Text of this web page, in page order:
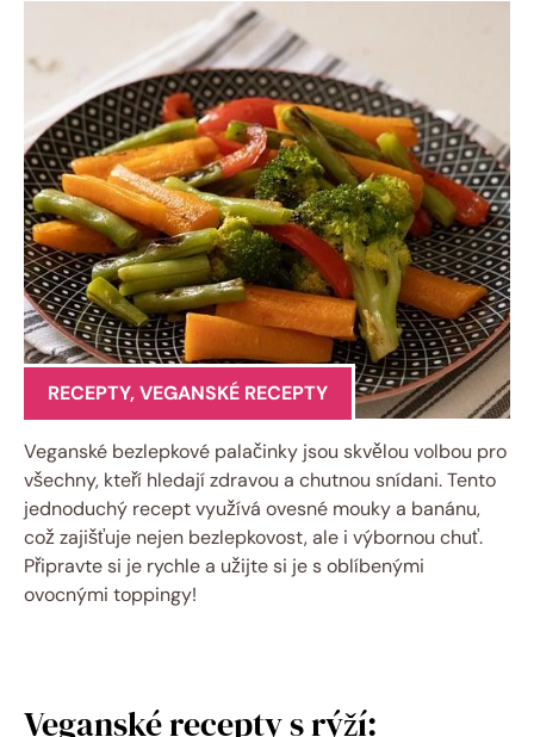
RECEPTY,VEGANSKÉ RECEPTY
Veganské bezlepkové palačinky jsou skvělou volbou pro
všechny, kteří hledají zdravou a chutnou snídani. Tento
jednoduchý recept využívá ovesné mouky a banánu,
což zajišťuje nejen bezlepkovost, ale i výbornou chuť.
Připravte si je rychle a užijte si je s oblíbenými
ovocnými toppingy!
Veganské recepty s rýží: